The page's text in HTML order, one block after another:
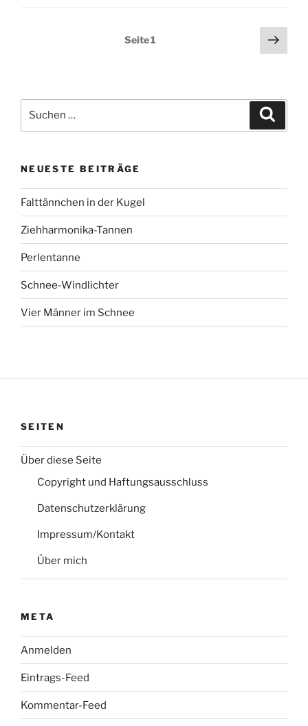
Seitennummerierung
Seite1
nach:
NEUESTE BEITRÄGE
Falttännchen in der Kugel
Ziehharmonika-Tannen
Perlentanne
Schnee-Windlichter
Vier Männer im Schnee
SEITEN
Über diese Seite
Copyright und Haftungsausschluss
Datenschutzerklärung
Impressum/Kontakt
Über mich
META
Anmelden
Eintrags-Feed
Kommentar-Feed